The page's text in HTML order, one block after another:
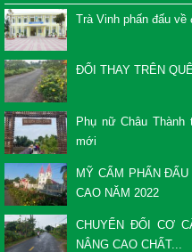
Trà Vinh phấn đấu
ĐỔI THAY TRÊN
Phụ nữ Châu
mới
MỸ CẨM PHẤN
CAO NĂM 2022
CHUYỂN ĐỔI CƠ
NÂNG CAO CHẤT...